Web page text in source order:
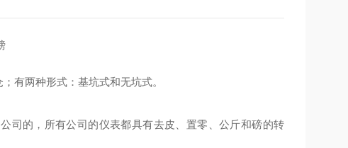
有两种形式：基坑式和无坑式。
司的，所有公司的仪表都具有去皮、置零、公斤和磅的转